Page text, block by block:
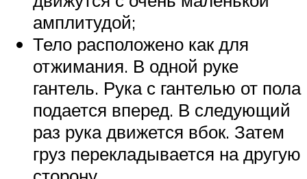
амплитудой;
Тело расположено как для
отжимания. В одной руке
гантель. Рука с гантелью от пола
подается вперед. В следующий
раз рука движется вбок. Затем
груз перекладывается на другую